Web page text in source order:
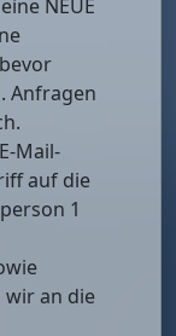
NEUE
Anfragen
Mail-
auf die
1
an die